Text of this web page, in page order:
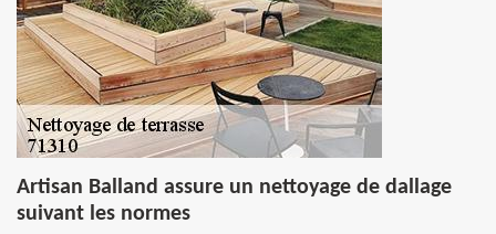
Artisan Balland assure un nettoyage de dallage
suivant les normes